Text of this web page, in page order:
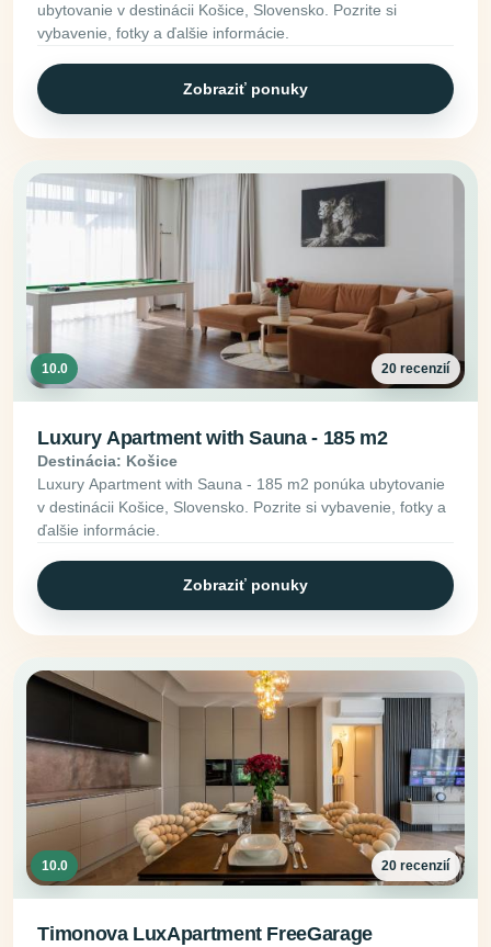
ubytovanie v destinácii Košice, Slovensko. Pozrite si
vybavenie, fotky a ďalšie informácie.
Zobraziť ponuky
10.0 20 recenzií
Luxury Apartment with Sauna - 185 m2
Destinácia: Košice
Luxury Apartment with Sauna - 185 m2 ponúka ubytovanie
v destinácii Košice, Slovensko. Pozrite si vybavenie, fotky a
ďalšie informácie.
Zobraziť ponuky
10.0 20 recenzií
Timonova LuxApartment FreeGarage